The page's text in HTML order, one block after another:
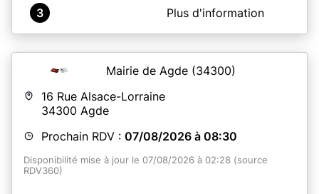
A propos de Mairie de Restinclières
Lundi au jeudi : 8h00 à 12h00
Vendredi : 14h00 à 18h00
3 Plus d'information
Mairie de Agde (34300)
16 Rue Alsace-Lorraine
34300 Agde
Prochain RDV : 07/08/2026 à 08:30
Disponibilité mise à jour le 07/08/2026 à 02:28 (source
RDV360)